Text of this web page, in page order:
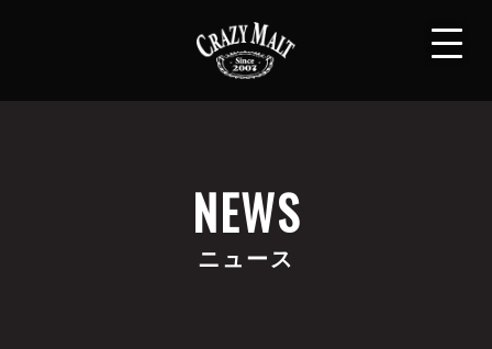
NEWS
ニュース